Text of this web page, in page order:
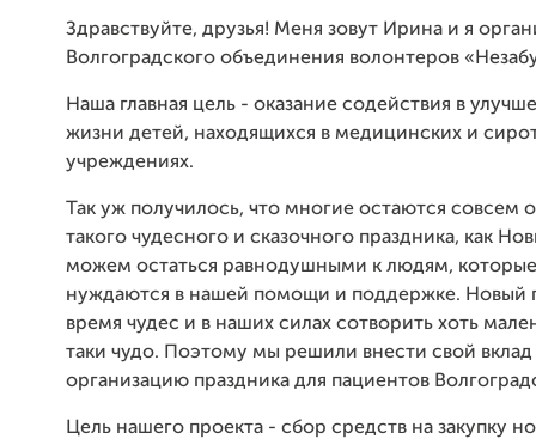
Здравствуйте, друзья! Меня зовут Ирина и я
Волгоградского объединения волонтеров
Наша главная цель - оказание содействия в
жизни детей, находящихся в медицинских и
учреждениях.
Так уж получилось, что многие остаются совсем
такого чудесного и сказочного праздника, как
можем остаться равнодушными к людям,
нуждаются в нашей помощи и поддержке. Новый
время чудес и в наших силах сотворить хоть
таки чудо. Поэтому мы решили внести свой вклад
организацию праздника для пациентов
Цель нашего проекта - сбор средств на закупку